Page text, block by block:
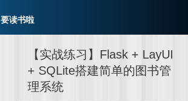
要读书啦
【实战练习】Flask + LayUI
+ SQLite搭建简单的图书管
理系统